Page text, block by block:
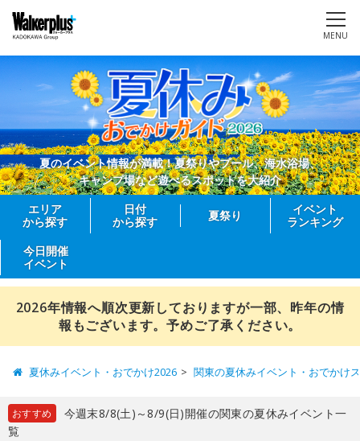
MENU
夏のイベント情報が満載！夏祭りやプール、海水浴場、
キャンプ場など遊べるスポットを大紹介
エリア
から探す
日付
から探す
夏祭り
イベント
ランキング
今日開催
イベント
2026年情報へ順次更新しておりますが一部、昨年の情
報もございます。予めご了承ください。
夏休みイベント・おでかけ2026 関東の夏休みイベント・おでかけ
おすすめ
今週末8/8(土)～8/9(日)開催の関東の夏休みイベント一
覧